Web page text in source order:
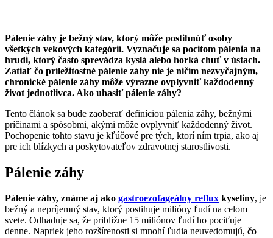
Pálenie záhy je bežný stav, ktorý môže postihnúť osoby
všetkých vekových kategórií. Vyznačuje sa pocitom pálenia na
hrudi, ktorý často sprevádza kyslá alebo horká chuť v ústach.
Zatiaľ čo príležitostné pálenie záhy nie je ničím nezvyčajným,
chronické pálenie záhy môže výrazne ovplyvniť každodenný
život jednotlivca. Ako uhasiť pálenie záhy?
Tento článok sa bude zaoberať definíciou pálenia záhy, bežnými
príčinami a spôsobmi, akými môže ovplyvniť každodenný život.
Pochopenie tohto stavu je kľúčové pre tých, ktorí ním trpia, ako aj
pre ich blízkych a poskytovateľov zdravotnej starostlivosti.
Pálenie záhy
Pálenie záhy, známe aj ako gastroezofageálny reflux kyseliny, je
bežný a nepríjemný stav, ktorý postihuje milióny ľudí na celom
svete. Odhaduje sa, že približne 15 miliónov ľudí ho pociťuje
denne. Napriek jeho rozšírenosti si mnohí ľudia neuvedomujú, čo